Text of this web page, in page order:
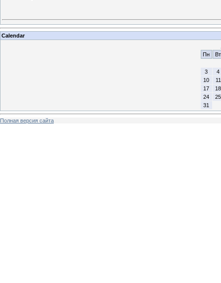
Calendar
Пн
Вт
3
4
10
11
17
18
24
25
31
Полная версия сайта